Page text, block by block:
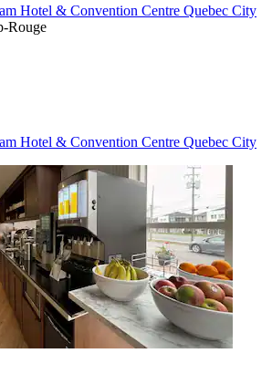
Hotel & Convention Centre Quebec City
Rouge
Hotel & Convention Centre Quebec City